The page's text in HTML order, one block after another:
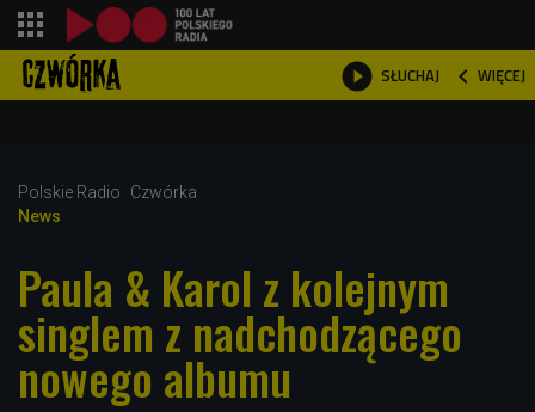
 SŁUCHAJ  WIĘCEJ

Polskie Radio
Czwórka
News
Paula & Karol z kolejnym
singlem z nadchodzącego
nowego albumu